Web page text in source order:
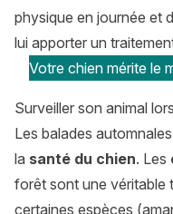
physique en journée et
lui apporter un
Votre chien mérite le
Surveiller son animal
Les balades
la santé du chien. Les
forêt sont une véritable
certaines espèces